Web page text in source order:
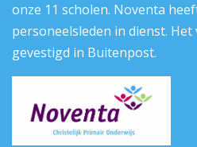
onze 11 scholen. Noventa
personeelsleden in dienst.
gevestigd in Buitenpost.